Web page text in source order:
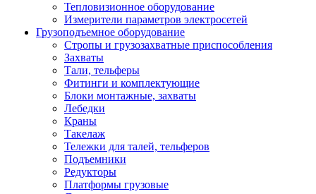
Тепловизионное оборудование
Измерители параметров электросетей
Грузоподъемное оборудование
Стропы и грузозахватные приспособления
Захваты
Тали, тельферы
Фитинги и комплектующие
Блоки монтажные, захваты
Лебедки
Краны
Такелаж
Тележки для талей, тельферов
Подъемники
Редукторы
Платформы грузовые